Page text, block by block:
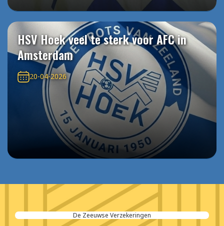
HSV Hoek veel te sterk voor AFC in
Amsterdam
20-04-2026
Wea Zeeland Accountants & Adviseurs